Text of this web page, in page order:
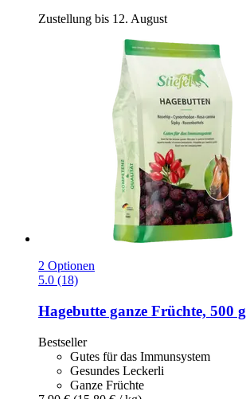
Zustellung bis 12. August
2 Optionen
5.0 (18)
Hagebutte ganze Früchte, 500 g
Bestseller
Gutes für das Immunsystem
Gesundes Leckerli
Ganze Früchte